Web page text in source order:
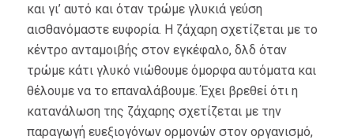
και γι’ αυτό και όταν τρώμε γλυκιά γεύση
αισθανόμαστε ευφορία. Η ζάχαρη σχετίζεται με το
κέντρο ανταμοιβής στον εγκέφαλο, δλδ όταν
τρώμε κάτι γλυκό νιώθουμε όμορφα αυτόματα και
θέλουμε να το επαναλάβουμε. Έχει βρεθεί ότι η
κατανάλωση της ζάχαρης σχετίζεται με την
παραγωγή ευεξιογόνων ορμονών στον οργανισμό,